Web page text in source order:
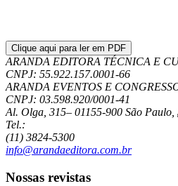
Clique aqui para ler em PDF
ARANDA EDITORA TÉCNICA E
CNPJ: 55.922.157.0001-66
ARANDA EVENTOS E
CNPJ: 03.598.920/0001-41
Al. Olga, 315– 01155-900 São Paulo
Tel.:
(11) 3824-5300
info@arandaeditora.com.br
Nossas revistas